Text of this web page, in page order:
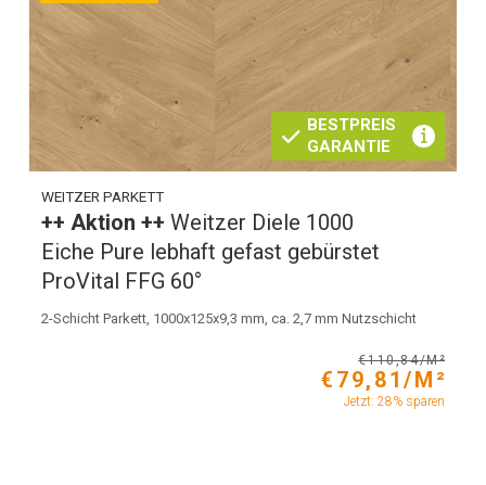
BESTPREIS
GARANTIE
WEITZER PARKETT
++ Aktion ++Weitzer Diele 1000
Eiche Pure lebhaft gefast gebürstet
ProVital FFG 60°
2-Schicht Parkett, 1000x125x9,3 mm, ca. 2,7 mm Nutzschicht
€110,84/M²
€79,81/M²
Jetzt: 28% sparen